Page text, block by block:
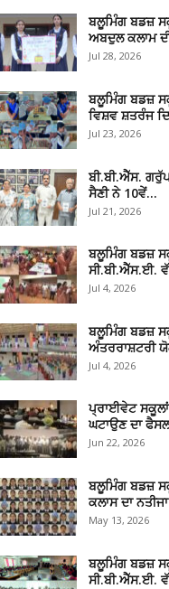
ਬਲੂਮਿੰਗ ਬਡਜ਼
ਅਬਦੁਲ ਕਲਾਮ
Jul 28, 2026
ਬਲੂਮਿੰਗ ਬਡਜ਼
ਵਿਸ਼ਵ ਸ਼ਤਰੰਜ
Jul 23, 2026
ਬੀ.ਬੀ.ਐੱਸ.
ਸੈਣੀ ਨੇ 10ਵੇਂ…
Jul 21, 2026
ਬਲੂਮਿੰਗ ਬਡਜ਼
ਸੀ.ਬੀ.ਐੱਸ.ਈ.
Jul 4, 2026
ਬਲੂਮਿੰਗ ਬਡਜ਼
ਅੰਤਰਰਾਸ਼ਟਰੀ
Jul 4, 2026
ਪ੍ਰਾਈਵੇਟ
ਘਟਾਉਣ ਦਾ
Jun 22, 2026
ਬਲੂਮਿੰਗ ਬਡਜ਼
ਕਲਾਸ ਦਾ
May 13, 2026
ਬਲੂਮਿੰਗ ਬਡਜ਼
ਸੀ.ਬੀ.ਐੱਸ.ਈ.